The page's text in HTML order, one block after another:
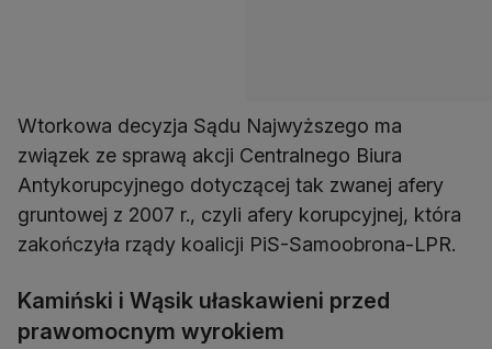
Wtorkowa decyzja Sądu Najwyższego ma
związek ze sprawą akcji Centralnego Biura
Antykorupcyjnego dotyczącej tak zwanej afery
gruntowej z 2007 r., czyli afery korupcyjnej, która
zakończyła rządy koalicji PiS-Samoobrona-LPR.
Kamiński i Wąsik ułaskawieni przed
prawomocnym wyrokiem